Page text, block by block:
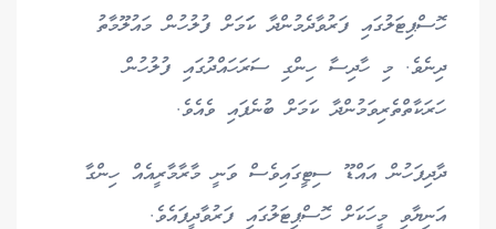
ހޮސްޕިޓަލުގައި ފަރުވާދެމުންދާ ކަަމަށް ފުލުހުން މައުލޫމާތު
ދިނެވެ. މި ހާދިސާ ހިންގި ސަރަހައްދުގައި ފުލުހުން
ހަރަކާތްތެރިވަމުންދާ ކަމަށް ބުނެފައި ވެއެވެ.
ދާދިފަހުން އައްޑޫ ސިޓީގައިވެސް ވަނީ މާރާމާރީއެއް ހިންގާ
އަނިޔާވި މީހަކަށް ހޮސްޕިޓަލުގައި ފަރުވާދީފައެވެ.